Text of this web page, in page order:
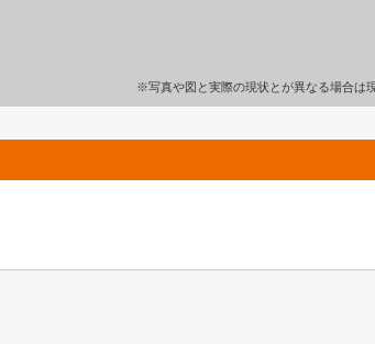
※写真や図と実際の現状とが異なる場合は